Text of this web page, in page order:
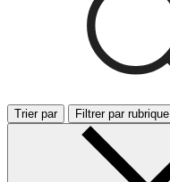
Trier par Filtrer par rubrique